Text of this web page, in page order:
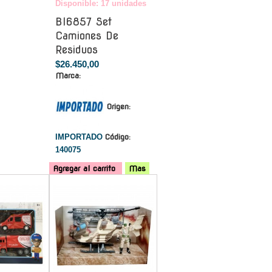
Disponible: 17 unidades
Bl6857 Set
Camiones De
Residuos
$26.450,00
Marca:
Origen:
IMPORTADO Código:
140075
Agregar al carrito
Mas